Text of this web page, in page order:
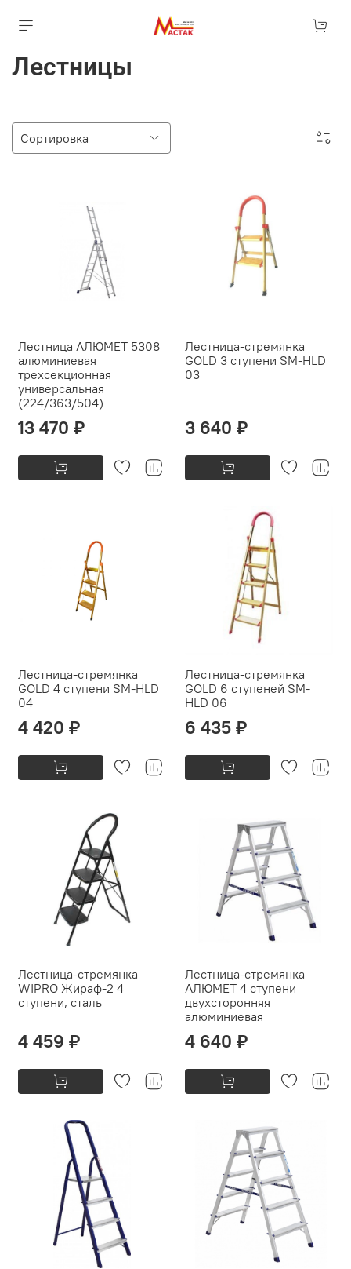
Лестницы
Лестница АЛЮМЕТ 5308
алюминиевая
трехсекционная
универсальная
(224/363/504)
13 470 ₽
Лестница-стремянка
GOLD 3 ступени SM-HLD
03
3 640 ₽
Лестница-стремянка
GOLD 4 ступени SM-HLD
04
4 420 ₽
Лестница-стремянка
GOLD 6 ступеней SM-
HLD 06
6 435 ₽
Лестница-стремянка
WIPRO Жираф-2 4
ступени, сталь
4 459 ₽
Лестница-стремянка
АЛЮМЕТ 4 ступени
двухсторонняя
алюминиевая
4 640 ₽